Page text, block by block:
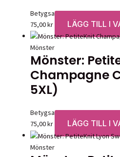
Betygsatt0av 5
75,00kr LÄGG TILL I
Mönster
Mönster:
Champagne
5XL)
Betygsatt0av 5
75,00kr LÄGG TILL I
Mönster